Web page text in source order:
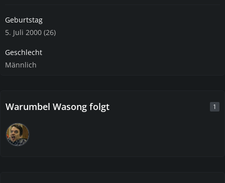
Geburtstag
5. Juli 2000 (26)
Geschlecht
Männlich
Warumbel Wasong folgt 1